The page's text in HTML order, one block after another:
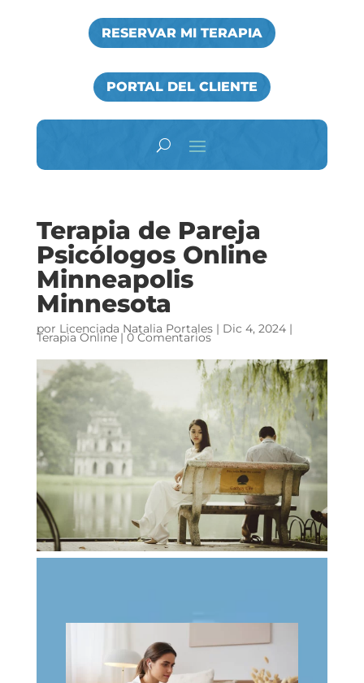
RESERVAR MI TERAPIA
PORTAL DEL CLIENTE
Terapia de Pareja
Psicólogos Online
Minneapolis
Minnesota
por Licenciada Natalia Portales| Dic 4, 2024|
Terapia Online|0 Comentarios